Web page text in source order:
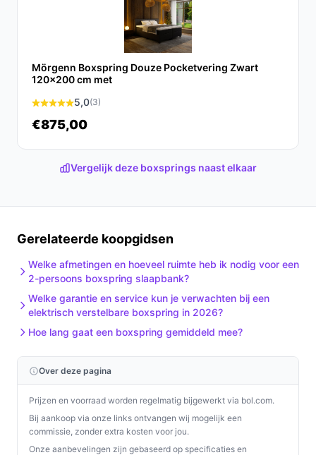
De Boxspring Bravo is een uitstekende keuze voor
iedereen die op zoek is naar comfort, stijl en
duurzaamheid. Met zijn luxe pocketvering en praktische
eigenschappen biedt deze boxspring alles wat u nodig
heeft voor een goede nachtrust.
Ontdek alle specificaties en vergelijk prijzen op beste-
behoeften!
Mörgenn Boxspring Douze Pocketvering Zwart
120x200 cm met
5,0(3)
€875,00
Vergelijk deze boxsprings naast elkaar
Gerelateerde koopgidsen
Welke afmetingen en hoeveel ruimte heb ik nodig voor een
2-persoons boxspring slaapbank?
Welke garantie en service kun je verwachten bij een
elektrisch verstelbare boxspring in 2026?
Hoe lang gaat een boxspring gemiddeld mee?
Over deze pagina
Prijzen en voorraad worden regelmatig bijgewerkt via bol.com.
Bij aankoop via onze links ontvangen wij mogelijk een
commissie, zonder extra kosten voor jou.
Onze aanbevelingen zijn gebaseerd op specificaties en